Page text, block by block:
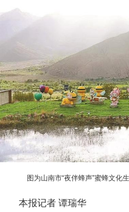
图为山南市“夜伴蜂声”蜜蜂文化
本报记者 谭瑞华